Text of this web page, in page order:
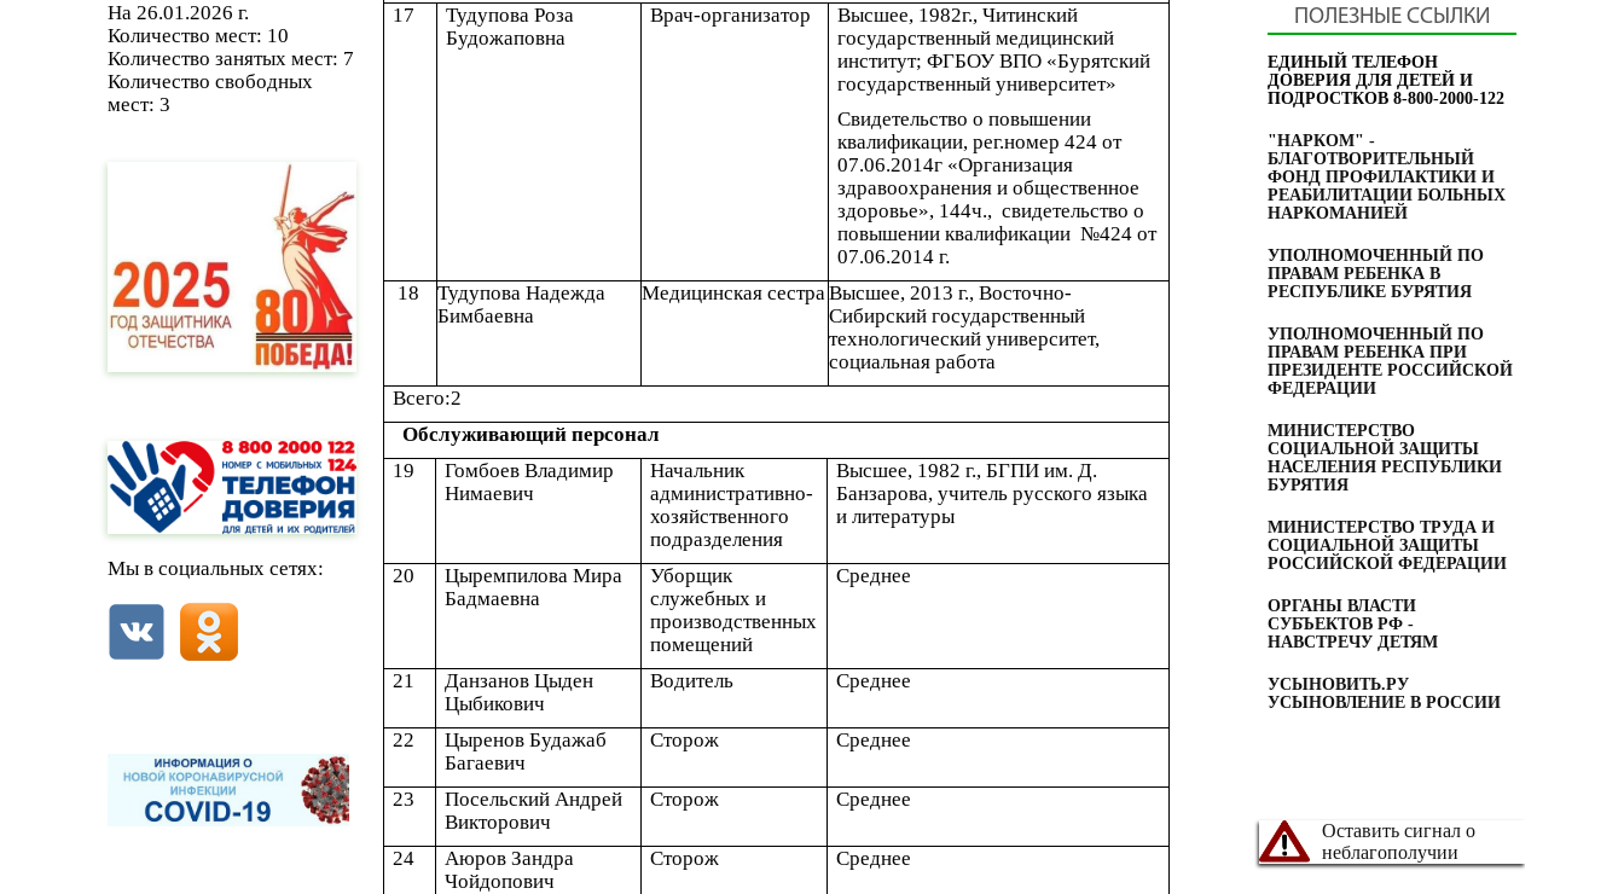
На 26.01.2026 г.
Количество мест: 10
Количество занятых мест: 7
Количество свободных
мест: 3
Мы в социальных сетях:
17
Тудупова Роза
Будожаповна
Врач-организатор
Высшее, 1982г., Читинский
государственный медицинский
институт; ФГБОУ ВПО «Бурятский
государственный университет»
Свидетельство о повышении
квалификации, рег.номер 424 от
07.06.2014г «Организация
здравоохранения и общественное
здоровье», 144ч., свидетельство о
повышении квалификации №424 от
07.06.2014 г.
18
Тудупова Надежда
Бимбаевна
Медицинская сестраВысшее, 2013 г., Восточно-
Сибирский государственный
технологический университет,
социальная работа
Всего:2
Обслуживающий персонал
19
Гомбоев Владимир
Нимаевич
Начальник
административно-
хозяйственного
подразделения
Высшее, 1982 г., БГПИ им. Д.
Банзарова, учитель русского языка
и литературы
20
Цыремпилова Мира
Бадмаевна
Уборщик
служебных и
производственных
помещений
Среднее
21
Данзанов Цыден
Цыбикович
Водитель Среднее
22
Цыренов Будажаб
Багаевич
Сторож Среднее
23
Посельский Андрей
Викторович
Сторож Среднее
24
Аюров Зандра
Чойдопович
Сторож Среднее
ПОЛЕЗНЫЕ ССЫЛКИ
ЕДИНЫЙ ТЕЛЕФОН
ДОВЕРИЯ ДЛЯ ДЕТЕЙ И
ПОДРОСТКОВ 8-800-2000-122
"НАРКОМ" -
БЛАГОТВОРИТЕЛЬНЫЙ
ФОНД ПРОФИЛАКТИКИ И
РЕАБИЛИТАЦИИ БОЛЬНЫХ
НАРКОМАНИЕЙ
УПОЛНОМОЧЕННЫЙ ПО
ПРАВАМ РЕБЕНКА В
РЕСПУБЛИКЕ БУРЯТИЯ
УПОЛНОМОЧЕННЫЙ ПО
ПРАВАМ РЕБЕНКА ПРИ
ПРЕЗИДЕНТЕ РОССИЙСКОЙ
ФЕДЕРАЦИИ
МИНИСТЕРСТВО
СОЦИАЛЬНОЙ ЗАЩИТЫ
НАСЕЛЕНИЯ РЕСПУБЛИКИ
БУРЯТИЯ
МИНИСТЕРСТВО ТРУДА И
СОЦИАЛЬНОЙ ЗАЩИТЫ
РОССИЙСКОЙ ФЕДЕРАЦИИ
ОРГАНЫ ВЛАСТИ
СУБЪЕКТОВ РФ -
НАВСТРЕЧУ ДЕТЯМ
УСЫНОВИТЬ.РУ
УСЫНОВЛЕНИЕ В РОССИИ
Оставить сигнал о
неблагополучии